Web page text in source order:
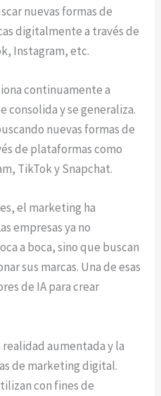
nuevas formas de
digitalmente a través de
Instagram, etc.
continuamente a
consolida y se generaliza.
nuevas formas de
de plataformas como
TikTok y Snapchat.
el marketing ha
empresas ya no
a boca, sino que buscan
sus marcas. Una de esas
de IA para crear
aumentada y la
de marketing digital.
con fines de